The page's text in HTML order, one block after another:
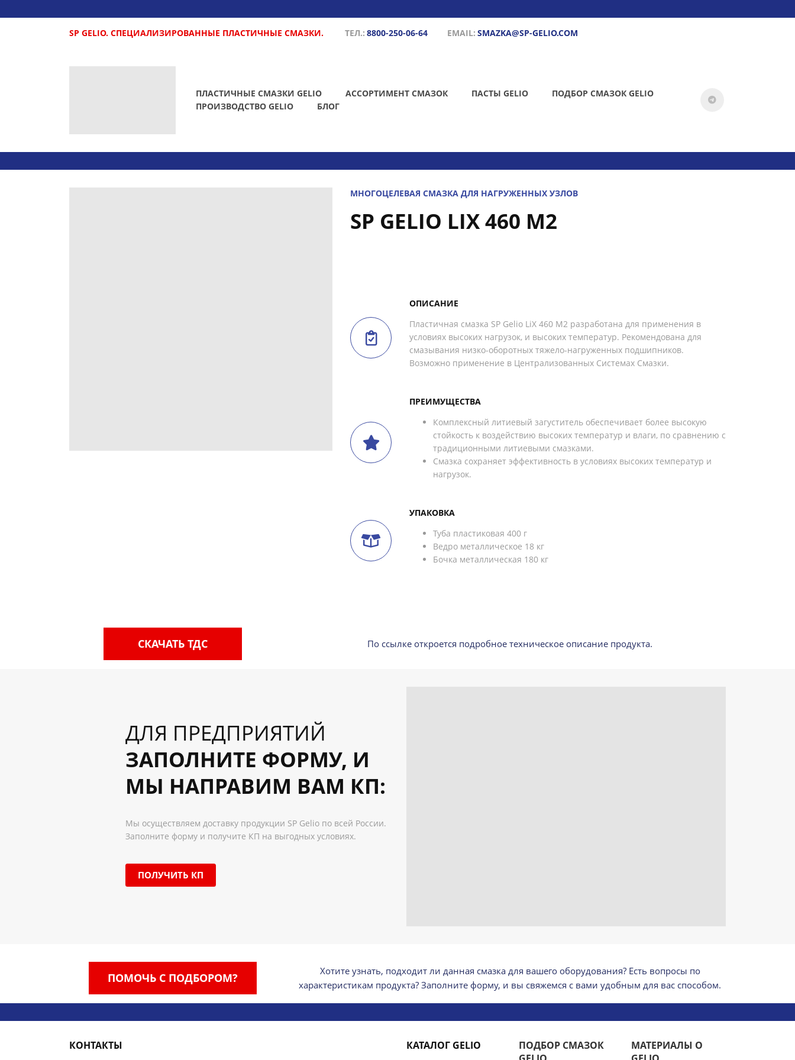
SP GELIO. СПЕЦИАЛИЗИРОВАННЫЕ ПЛАСТИЧНЫЕ СМАЗКИ. ТЕЛ.: 8800-250-06-64 EMAIL: SMAZKA@SP-GELIO.COM
ПЛАСТИЧНЫЕ СМАЗКИ GELIO АССОРТИМЕНТ СМАЗОК ПАСТЫ GELIO
ПОДБОР СМАЗОК GELIO
ПРОИЗВОДСТВО GELIO
БЛОГ
МНОГОЦЕЛЕВАЯ СМАЗКА ДЛЯ НАГРУЖЕННЫХ УЗЛОВ
SP GELIO LIX 460 M2
ОПИСАНИЕ
Пластичная смазка SP Gelio LiX 460 M2 разработана для применения в
условиях высоких нагрузок, и высоких температур. Рекомендована для
смазывания низко-оборотных тяжело-нагруженных подшипников.
Возможно применение в Централизованных Системах Смазки.
ПРЕИМУЩЕСТВА
Комплексный литиевый загуститель обеспечивает более высокую
стойкость к воздействию высоких температур и влаги, по сравнению с
традиционными литиевыми смазками.
Смазка сохраняет эффективность в условиях высоких температур и
нагрузок.
УПАКОВКА
Туба пластиковая 400 г
Ведро металлическое 18 кг
Бочка металлическая 180 кг
СКАЧАТЬ ТДС По ссылке откроется подробное техническое описание продукта.
ДЛЯ ПРЕДПРИЯТИЙ
ЗАПОЛНИТЕ ФОРМУ, И
МЫ НАПРАВИМ ВАМ КП:
Мы осуществляем доставку продукции SP Gelio по всей России.
Заполните форму и получите КП на выгодных условиях.
ПОЛУЧИТЬ КП
ПОМОЧЬ С ПОДБОРОМ?
Хотите узнать, подходит ли данная смазка для вашего оборудования? Есть вопросы по
характеристикам продукта? Заполните форму, и вы свяжемся с вами удобным для вас способом.
КОНТАКТЫ КАТАЛОГ GELIO
ПОДБОР СМАЗОК
МАТЕРИАЛЫ О